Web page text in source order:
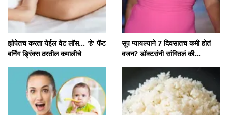
झोपेतच करता येईल वेट लॉस... 'हे' फॅट
बर्निंग ड्रिंक्स ठरतील कमालीचे
सूप प्यायल्याने 7 दिवसातच कमी होतं
वजन? डॉक्टरांनी सांगितलं की...